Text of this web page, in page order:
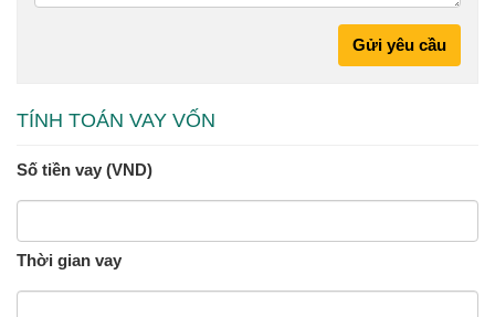
Gửi yêu cầu
TÍNH TOÁN VAY VỐN
Số tiền vay (VND)
Thời gian vay